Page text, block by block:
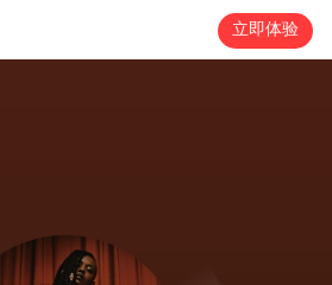
立即体验